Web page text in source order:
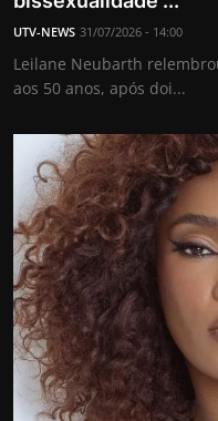
Internacional
APOIE
Educação
Justiça
Política
Saúde
Esportes
Fama e TV
UTV-NEWS 31/07/2026 - 14:00
Leilane Neubarth
aos 50 anos, após doi...